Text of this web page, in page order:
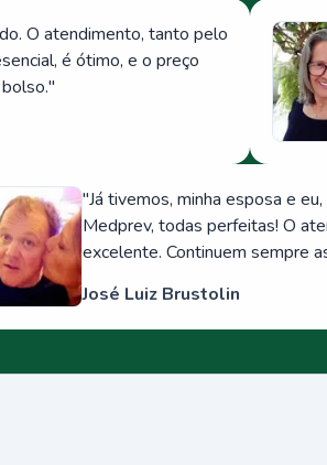
O atendimento, tanto pelo
é ótimo, e o preço
"
"Já tivemos, minha esposa e
Medprev, todas perfeitas! O
excelente. Continuem sempre
José Luiz Brustolin